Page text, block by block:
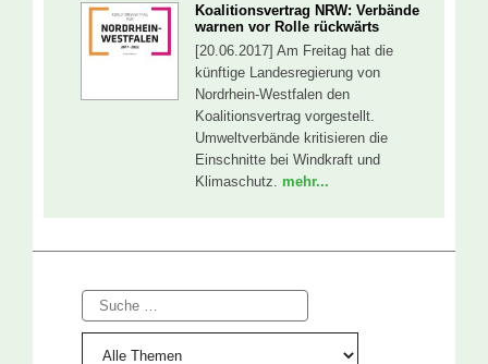
Koalitionsvertrag NRW: Verbände
warnen vor Rolle rückwärts
[20.06.2017] Am Freitag hat die
künftige Landesregierung von
Nordrhein-Westfalen den
Koalitionsvertrag vorgestellt.
Umweltverbände kritisieren die
Einschnitte bei Windkraft und
Klimaschutz. mehr...
Suche